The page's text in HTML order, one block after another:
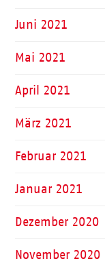
Juni 2021
Mai 2021
April 2021
März 2021
Februar 2021
Januar 2021
Dezember 2020
November 2020